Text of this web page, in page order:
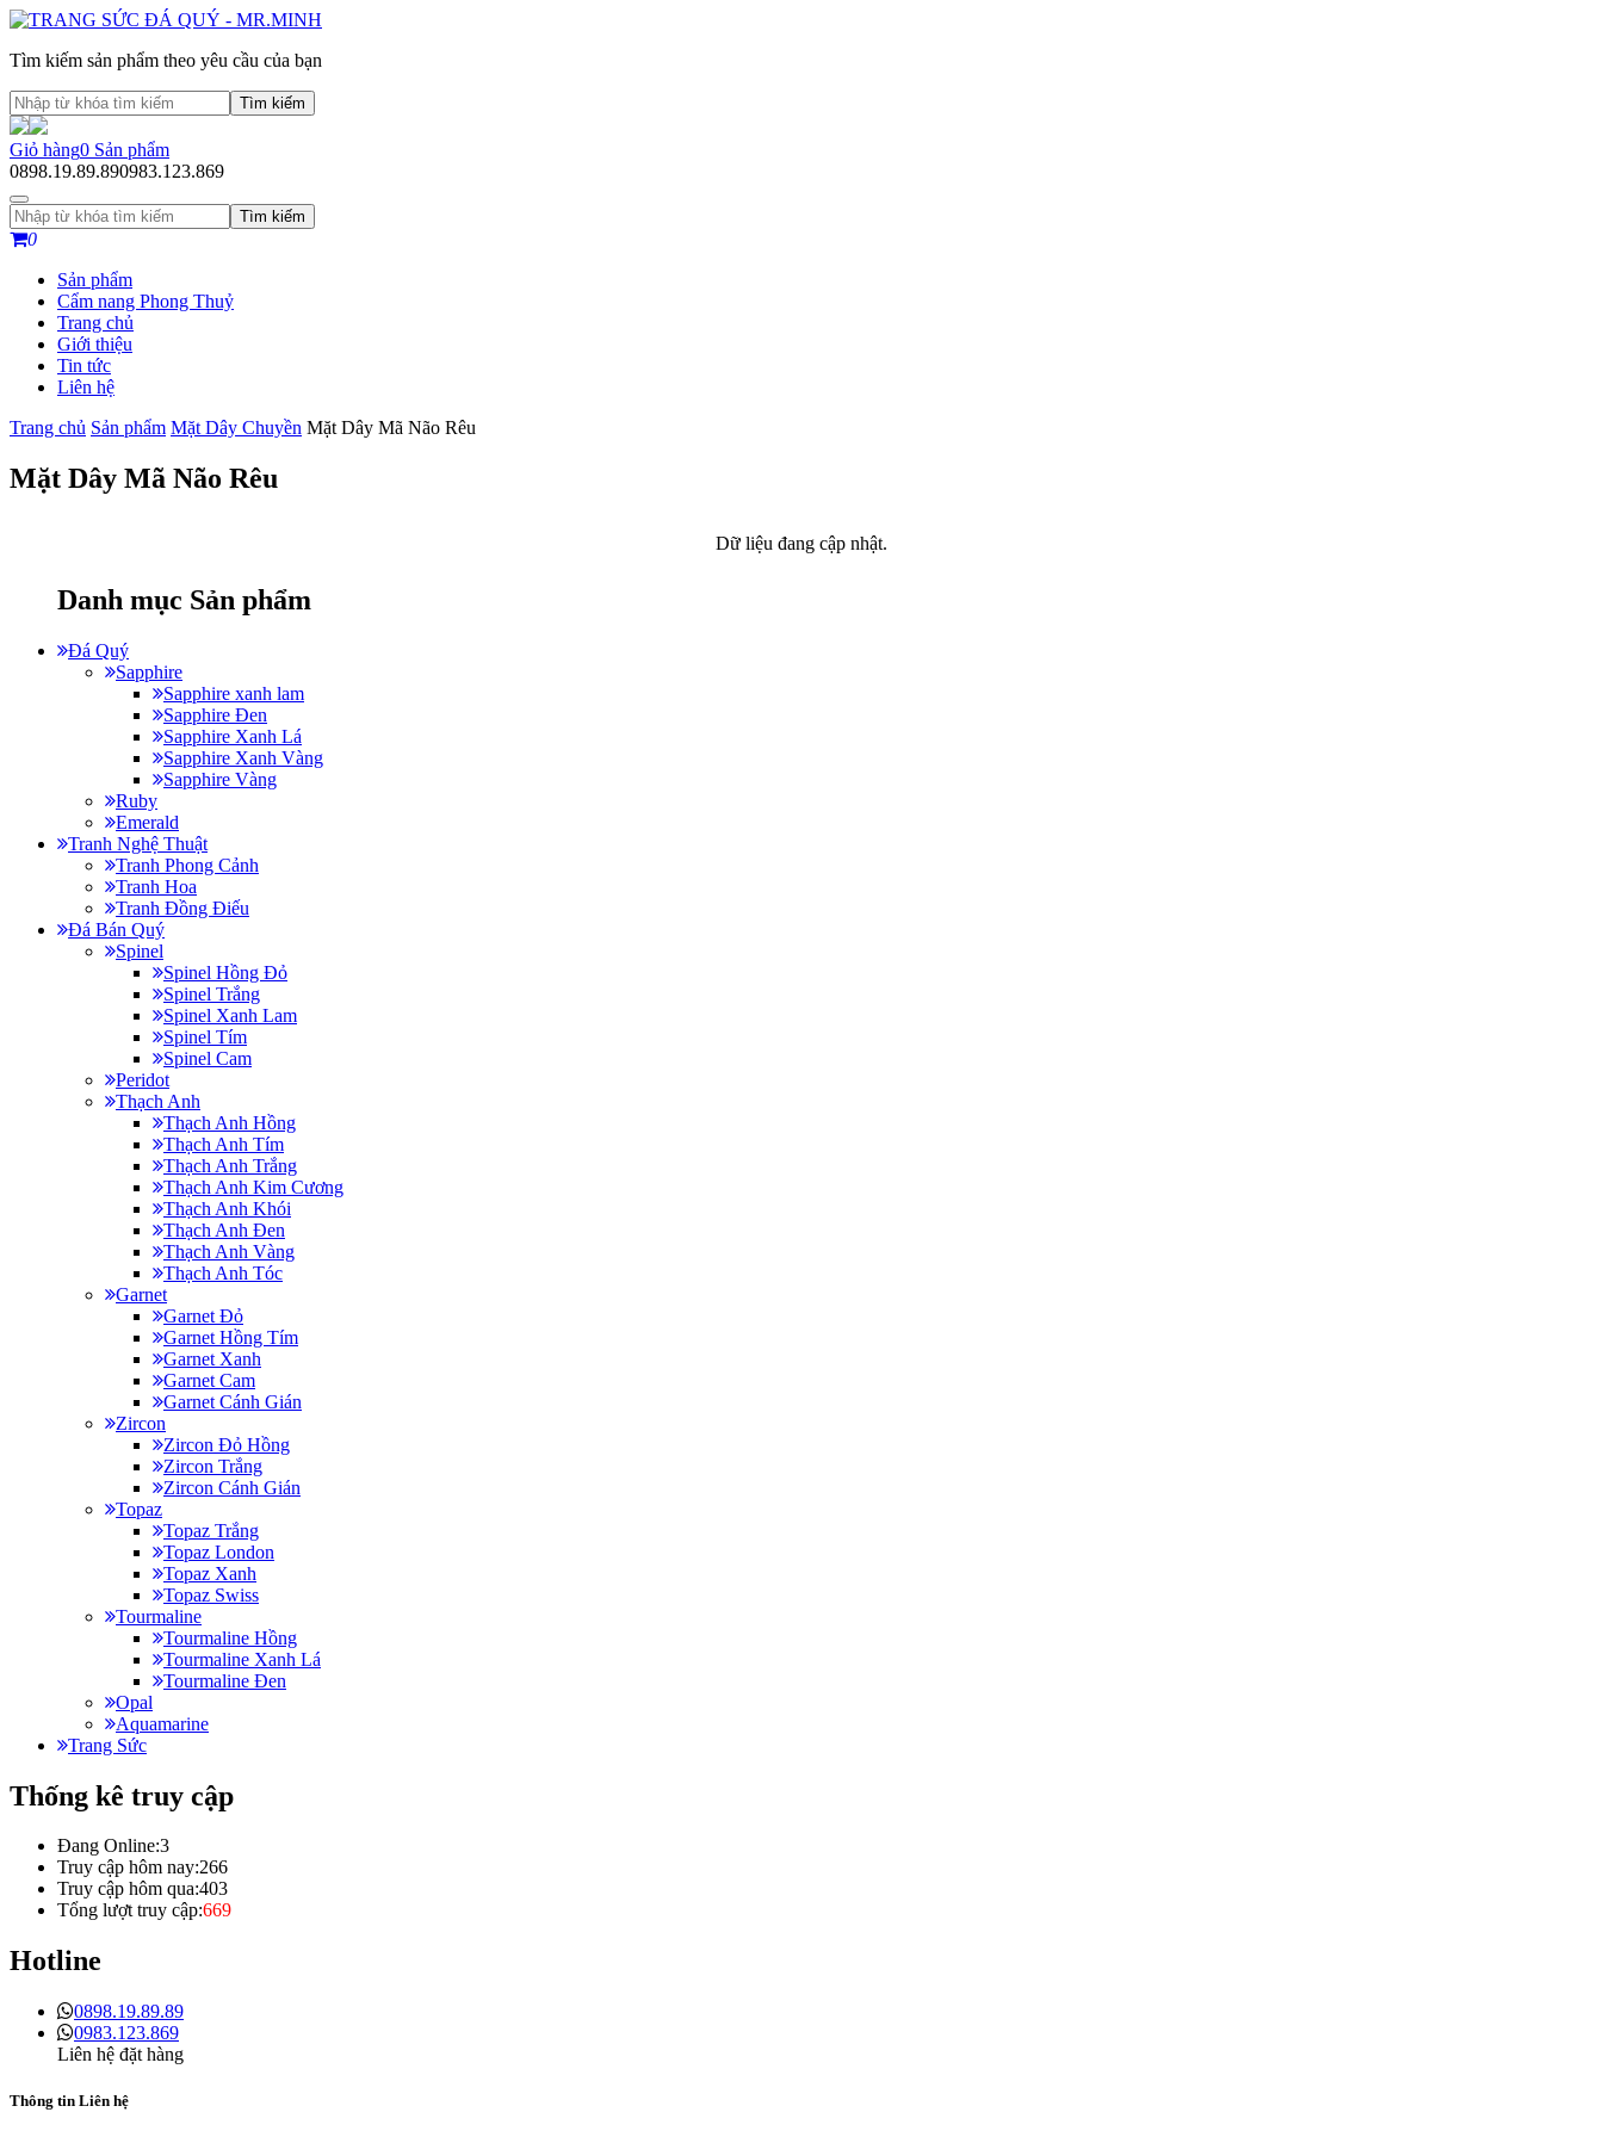
Tìm kiếm sản phẩm theo yêu cầu của bạn
Tìm kiếm
Giỏ hàng0 Sản phẩm
0898.19.89.890983.123.869
Tìm kiếm
0
Sản phẩm
Cẩm nang Phong Thuỷ
Trang chủ
Giới thiệu
Tin tức
Liên hệ
Trang chủ Sản phẩm Mặt Dây Chuyền Mặt Dây Mã Não Rêu
Mặt Dây Mã Não Rêu
Dữ liệu đang cập nhật.
Danh mục Sản phẩm
Đá Quý
Sapphire
Sapphire xanh lam
Sapphire Đen
Sapphire Xanh Lá
Sapphire Xanh Vàng
Sapphire Vàng
Ruby
Emerald
Tranh Nghệ Thuật
Tranh Phong Cảnh
Tranh Hoa
Tranh Đồng Điếu
Đá Bán Quý
Spinel
Spinel Hồng Đỏ
Spinel Trắng
Spinel Xanh Lam
Spinel Tím
Spinel Cam
Peridot
Thạch Anh
Thạch Anh Hồng
Thạch Anh Tím
Thạch Anh Trắng
Thạch Anh Kim Cương
Thạch Anh Khói
Thạch Anh Đen
Thạch Anh Vàng
Thạch Anh Tóc
Garnet
Garnet Đỏ
Garnet Hồng Tím
Garnet Xanh
Garnet Cam
Garnet Cánh Gián
Zircon
Zircon Đỏ Hồng
Zircon Trắng
Zircon Cánh Gián
Topaz
Topaz Trắng
Topaz London
Topaz Xanh
Topaz Swiss
Tourmaline
Tourmaline Hồng
Tourmaline Xanh Lá
Tourmaline Đen
Opal
Aquamarine
Trang Sức
Thống kê truy cập
Đang Online:3
Truy cập hôm nay:266
Truy cập hôm qua:403
Tổng lượt truy cập:669
Hotline
0898.19.89.89
0983.123.869
Liên hệ đặt hàng
Thông tin Liên hệ